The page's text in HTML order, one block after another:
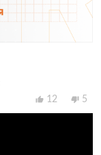
12 5